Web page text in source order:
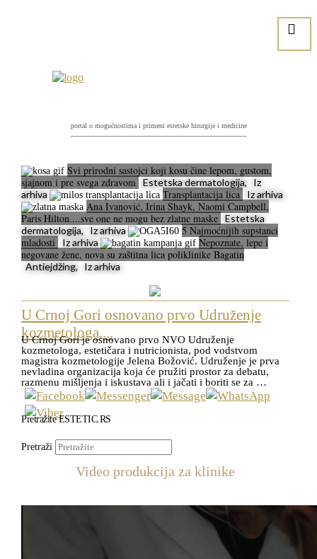
portal o mogućnostima i primeni estetske hirurgije i medicine
Svi prirodni sastojci koji kosu čine lepom, gustom,
sjajnom i pre svega zdravom Estetska dermatologija, Iz
arhiva
Transplantacija lica Iz arhiva
Ana Ivanović, Irina Shayk, Naomi Campbell,
Paris Hilton....sve one ne mogu bez zlatne maske Estetska
dermatologija, Iz arhiva
5 Najmoćnijih supstanci
mladosti
Iz arhiva
Nepoznate, lepe i
negovane žene, nova su zaštitna lica poliklinike Bagatin
Antiejdžing, Iz arhiva
U Crnoj Gori osnovano prvo Udruženje
kozmetologa,...
U Crnoj Gori je osnovano prvo NVO Udruženje
kozmetologa, estetičara i nutricionista, pod vodstvom
magistra kozmetologije Jelena Božović. Udruženje je prva
nevladina organizacija koja će pružiti prostor za debatu,
razmenu mišljenja i iskustava ali i jačati i boriti se za …
Pretražite ESTETIC.RS
Pretraži
Video produkcija za klinike